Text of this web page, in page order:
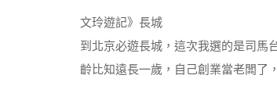
文玲遊記》長城
到北京必遊長城，這次我選的是司馬
齡比知遠長一歲，自己創業當老闆了